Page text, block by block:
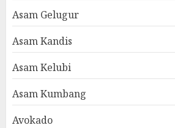
Asam Gelugur
Asam Kandis
Asam Kelubi
Asam Kumbang
Avokado